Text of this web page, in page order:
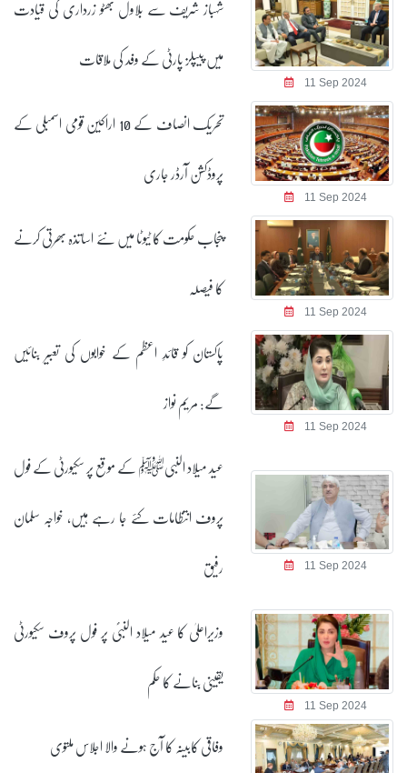
11 Sep 2024
شہباز شریف سے بلاول بھٹو زرداری کی قیادت
میں پیپلز پارٹی کے وفد کی ملاقات
11 Sep 2024
تحریک انصاف کے 10 اراکین قومی اسمبلی کے
پروڈکشن آرڈر جاری
11 Sep 2024
پنجاب حکومت کا ٹیوٹا میں نئے اساتذہ بھرتی کرنے
کا فیصلہ
11 Sep 2024
پاکستان کو قائدِ اعظم کے خوابوں کی تعبیر بنائیں
گے: مریم نواز
11 Sep 2024
عید میلاد النبیﷺ کے موقع پر سکیورٹی کے فول
پروف انتظامات کئے جا رہے ہیں، خواجہ سلمان
رفیق
11 Sep 2024
وزیراعلیٰ کا عید میلاد النبیؐ پر فول پروف سکیورٹی
یقینی بنانے کا حکم
وفاقی کابینہ کا آج ہونے والا اجلاس ملتوی